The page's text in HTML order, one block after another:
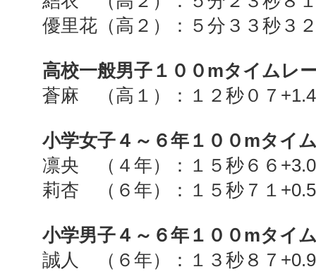
優里花（高２）：５分３３秒３
高校一般男子１００ mタイムレ
蒼麻 （高１）：１２秒０７
小学女子４～６年１００ mタイ
凛央 （４年）：１５秒６６
莉杏 （６年）：１５秒７１
小学男子４～６年１００ mタイ
誠人 （６年）：１３秒８７